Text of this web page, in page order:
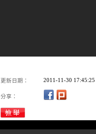
更新日期： 2011-11-30 17:45:25
分享：